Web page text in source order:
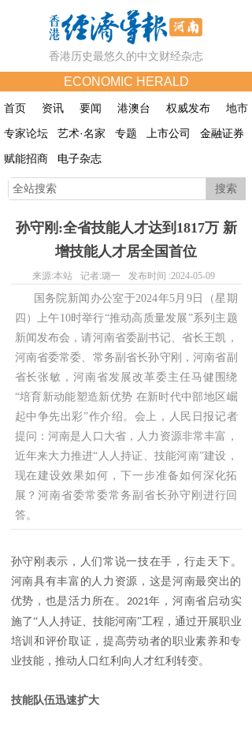
首页 资讯 要闻 港澳台 权威发布
地市
专家论坛
艺术·名家 专题 上市公司
金融证券
赋能招商
电子杂志
ECONOMIC HERALD
香港历史最悠久的中文财经杂志
搜索
孙守刚:全省技能人才达到1817万 新
增技能人才居全国首位
来源:本站 记者:璐一 发布时间 :2024-05-09
国务院新闻办公室于2024年5月9日（星期
四）上午10时举行“推动高质量发展”系列主题
新闻发布会，请河南省委副书记、省长王凯，
河南省委常委、常务副省长孙守刚，河南省副
省长张敏，河南省发展改革委主任马健围绕
“培育新动能塑造新优势 在新时代中部地区崛
起中争先出彩”作介绍。会上，人民日报记者
提问：河南是人口大省，人力资源非常丰富，
近年来大力推进“人人持证、技能河南”建设，
现在建设效果如何，下一步准备如何深化拓
展？河南省委常委常务副省长孙守刚进行回
答。
孙守刚 表示， 人们常说一技在手，行走天下。
河南具有丰富的人力资源，这是河南最突出的
优势，也是活力所在。 2021年， 河南省 启动实
施了“人人持证、技能河南”工程，通过开展职业
培训和评价取证，提高劳动者的职业素养和专
业技能，推动人口红利向人才红利转变。
技能队伍迅速扩大